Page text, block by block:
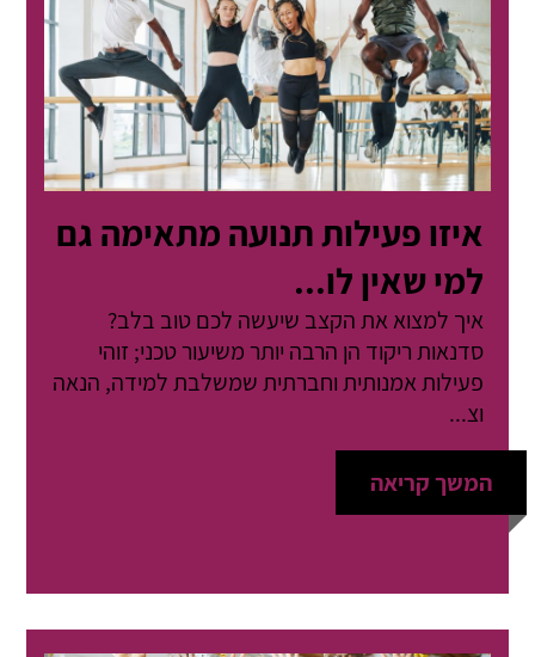
איזו פעילות תנועה מתאימה גם
למי שאין לו...
איך למצוא את הקצב שיעשה לכם טוב בלב?
סדנאות ריקוד הן הרבה יותר משיעור טכני; זוהי
פעילות אמנותית וחברתית שמשלבת למידה, הנאה
וצ...
המשך קריאה